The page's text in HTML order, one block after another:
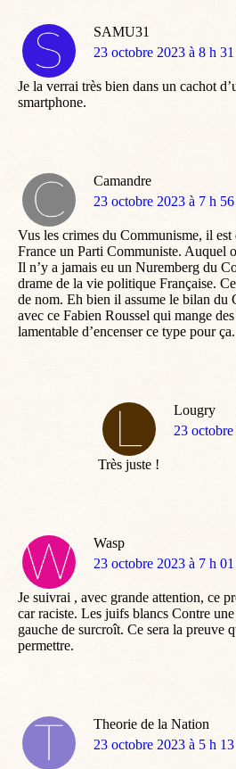
SAMU31
dit
23 octobre 2023 à 8 h
Je la verrai très bien dans un cachot
smartphone.
Camandre
dit
23 octobre 2023 à 7 h
Vus les crimes du Communisme, il
France un Parti Communiste. Auquel
Il n’y a jamais eu un Nuremberg du
drame de la vie politique Française.
de nom. Eh bien il assume le bilan du
avec ce Fabien Roussel qui mange des
lamentable d’encenser ce type pour ça.
Lougry
dit
23
Très juste !
Wasp
dit
23 octobre 2023 à 7 h
Je suivrai , avec grande attention, ce
car raciste. Les juifs blancs Contre
gauche de surcroît. Ce sera la preuve
permettre.
Theorie de la Nation
dit
23 octobre 2023 à 5 h